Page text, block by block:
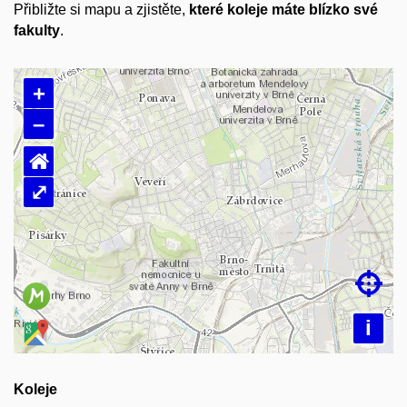
Přibližte si mapu a zjistěte, které koleje máte blízko své
fakulty.
Načítám mapu…
+
–
i

⌂
⤢
Koleje